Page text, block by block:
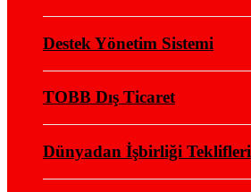
Destek Yönetim Sistemi
TOBB Dış Ticaret
Dünyadan İşbirliği Teklifleri